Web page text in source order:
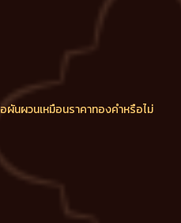
ผันผวนเหมือนราคาทองคำหรือไม่